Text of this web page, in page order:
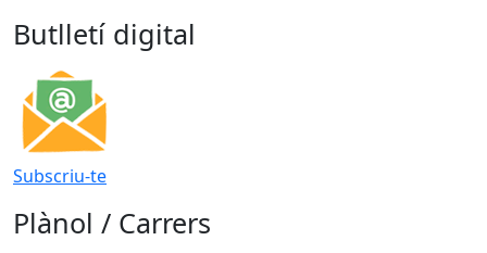
Butlletí digital
Subscriu-te
Plànol / Carrers